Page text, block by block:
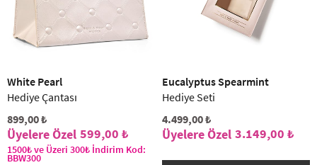
White Pearl
Hediye Çantası
899,00 ₺
599,00 ₺
1500₺ ve Üzeri 300₺ İndirim Kod:
BBW300
Eucalyptus Spearmint
Hediye Seti
4.499,00 ₺
3.149,00 ₺